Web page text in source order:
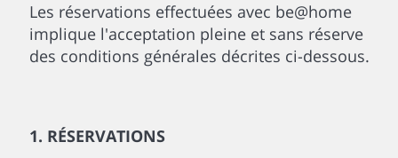
Les réservations effectuées avec be@home
implique l'acceptation pleine et sans réserve
des conditions générales décrites ci-dessous.
1. RÉSERVATIONS